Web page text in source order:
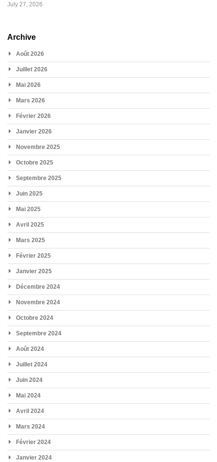
July 27, 2026
Archive
Août 2026
Juillet 2026
Mai 2026
Mars 2026
Février 2026
Janvier 2026
Novembre 2025
Octobre 2025
Septembre 2025
Juin 2025
Mai 2025
Avril 2025
Mars 2025
Février 2025
Janvier 2025
Décembre 2024
Novembre 2024
Octobre 2024
Septembre 2024
Août 2024
Juillet 2024
Juin 2024
Mai 2024
Avril 2024
Mars 2024
Février 2024
Janvier 2024